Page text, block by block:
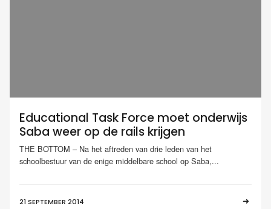
Educational Task Force moet onderwijs
Saba weer op de rails krijgen
THE BOTTOM – Na het aftreden van drie leden van het
schoolbestuur van de enige middelbare school op Saba,...
21 SEPTEMBER 2014